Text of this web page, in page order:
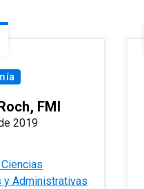
FMI
2019
y Administrativas